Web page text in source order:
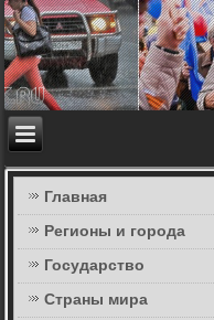
Главная
Регионы и города
Государство
Страны мира